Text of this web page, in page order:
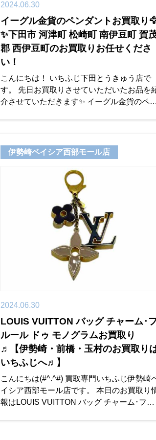
2024.06.30
イーグル金貨のペンダントお買取り
✨下田市 河津町 松崎町 南伊豆町 賀
郡 西伊豆町のお買取りお任せくださ
い！
こんにちは！ いちふじ下田とうきゅう店で
す。 先日お買取りさせていただいたお品を
介させていただきます✨ イーグル金貨のペン
伊勢崎ベイシア西部モール店
2024.06.30
LOUIS VUITTON バッグ チャーム･
ルール ドゥ モノグラムお買取り
♬【伊勢崎・前橋・玉村のお買取り
いちふじへ♬】
こんにちは(#^.^#) 買取専門いちふじ伊勢崎
イシア西部モール店です。 本日のお買取り
報はLOUIS VUITTON バッグ チャーム･フル